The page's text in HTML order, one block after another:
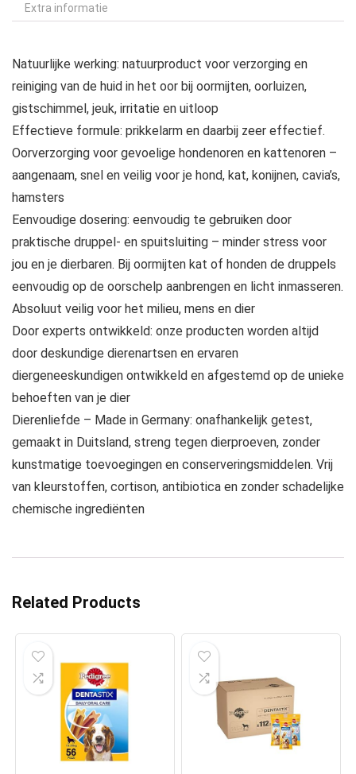
Extra informatie
Natuurlijke werking: natuurproduct voor verzorging en
reiniging van de huid in het oor bij oormijten, oorluizen,
gistschimmel, jeuk, irritatie en uitloop
Effectieve formule: prikkelarm en daarbij zeer effectief.
Oorverzorging voor gevoelige hondenoren en kattenoren –
aangenaam, snel en veilig voor je hond, kat, konijnen, cavia’s,
hamsters
Eenvoudige dosering: eenvoudig te gebruiken door
praktische druppel- en spuitsluiting – minder stress voor
jou en je dierbaren. Bij oormijten kat of honden de druppels
eenvoudig op de oorschelp aanbrengen en licht inmasseren.
Absoluut veilig voor het milieu, mens en dier
Door experts ontwikkeld: onze producten worden altijd
door deskundige dierenartsen en ervaren
diergeneeskundigen ontwikkeld en afgestemd op de unieke
behoeften van je dier
Dierenliefde – Made in Germany: onafhankelijk getest,
gemaakt in Duitsland, streng tegen dierproeven, zonder
kunstmatige toevoegingen en conserveringsmiddelen. Vrij
van kleurstoffen, cortison, antibiotica en zonder schadelijke
chemische ingrediënten
Related Products